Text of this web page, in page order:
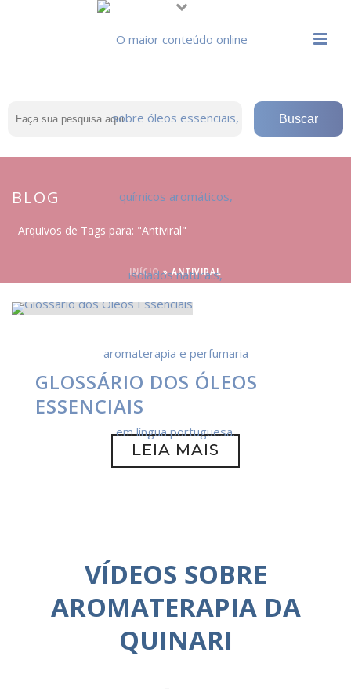
BLOG
Arquivos de Tags para: "Antiviral"
INÍCIO»ANTIVIRAL
GLOSSÁRIO DOS ÓLEOS
ESSENCIAIS
LEIA MAIS
VÍDEOS SOBRE
AROMATERAPIA DA
QUINARI